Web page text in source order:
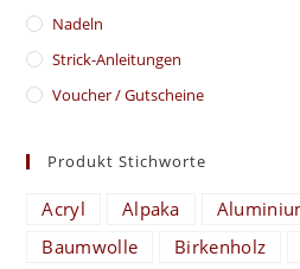
Nadeln
Strick-Anleitungen
Voucher / Gutscheine
Produkt Stichworte
Acryl Alpaka
Baumwolle
Birkenholz